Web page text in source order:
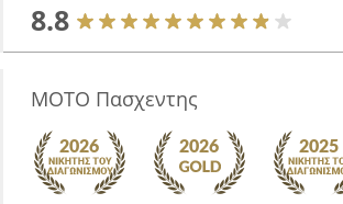
8.8
ΜΟΤΟ Πασχεντης